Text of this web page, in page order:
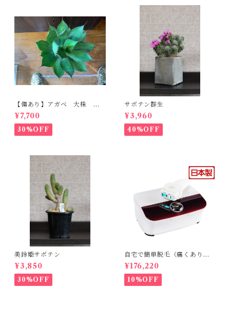
【傷あり】アガベ 大株 ボ
ビコルヌータ カウズホーン
¥7,700
30%OFF
サボテン群生
¥3,960
40%OFF
美鈴姫サボテン
¥3,850
30%OFF
自宅で簡単脱毛（痛くありま
せん。byエトウ）
¥176,220
10%OFF